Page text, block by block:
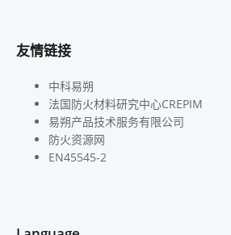
友情链接
中科易朔
法国防火材料研究中心CREPIM
易朔产品技术服务有限公司
防火资源网
EN45545-2